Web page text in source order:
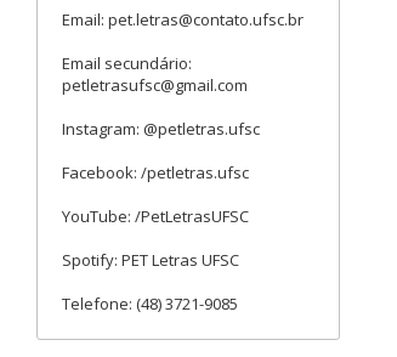
Email: pet.letras@contato.ufsc.br
Email secundário:
petletrasufsc@gmail.com
Instagram: @petletras.ufsc
Facebook: /petletras.ufsc
YouTube: /PetLetrasUFSC
Spotify: PET Letras UFSC
Telefone: (48) 3721-9085